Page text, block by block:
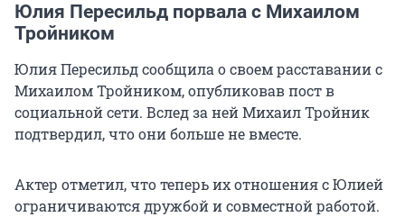
Юлия Пересильд порвала с Михаилом
Тройником
Юлия Пересильд сообщила о своем расставании с
Михаилом Тройником, опубликовав пост в
социальной сети. Вслед за ней Михаил Тройник
подтвердил, что они больше не вместе.
Актер отметил, что теперь их отношения с Юлией
ограничиваются дружбой и совместной работой.